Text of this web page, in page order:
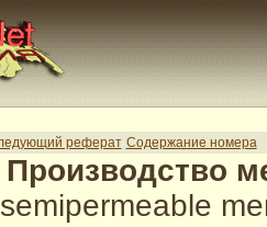
реферат Содержание номера